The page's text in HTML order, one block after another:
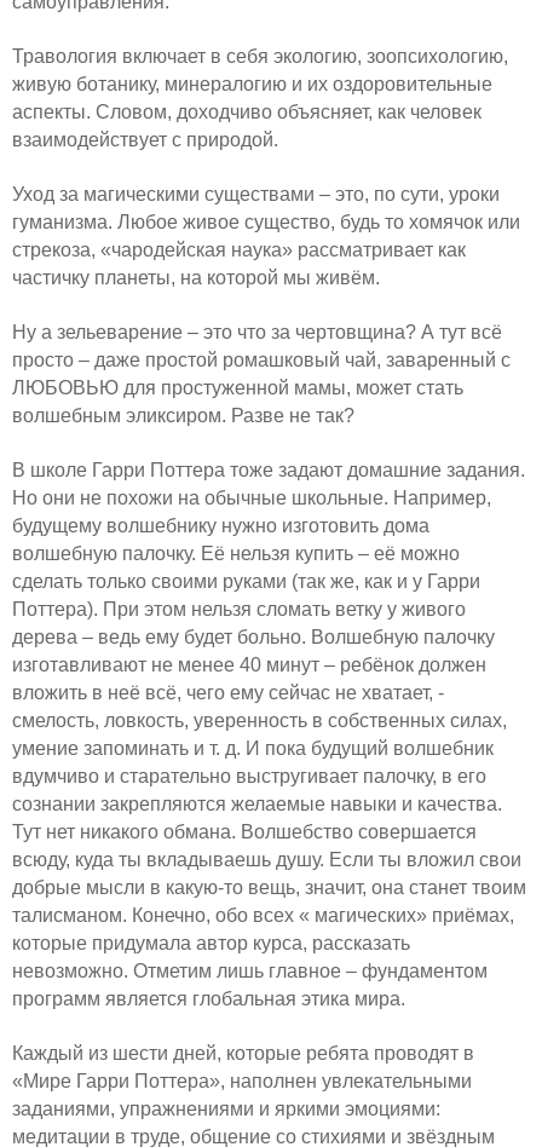
Травология включает в себя экологию, зоопсихологию,
живую ботанику, минералогию и их оздоровительные
аспекты. Словом, доходчиво объясняет, как человек
взаимодействует с природой.
Уход за магическими существами – это, по сути, уроки
гуманизма. Любое живое существо, будь то хомячок или
стрекоза, «чародейская наука» рассматривает как
частичку планеты, на которой мы живём.
Ну а зельеварение – это что за чертовщина? А тут всё
просто – даже простой ромашковый чай, заваренный с
ЛЮБОВЬЮ для простуженной мамы, может стать
волшебным эликсиром. Разве не так?
В школе Гарри Поттера тоже задают домашние задания.
Но они не похожи на обычные школьные. Например,
будущему волшебнику нужно изготовить дома
волшебную палочку. Её нельзя купить – её можно
сделать только своими руками (так же, как и у Гарри
Поттера). При этом нельзя сломать ветку у живого
дерева – ведь ему будет больно. Волшебную палочку
изготавливают не менее 40 минут – ребёнок должен
вложить в неё всё, чего ему сейчас не хватает, -
смелость, ловкость, уверенность в собственных силах,
умение запоминать и т. д. И пока будущий волшебник
вдумчиво и старательно выстругивает палочку, в его
сознании закрепляются желаемые навыки и качества.
Тут нет никакого обмана. Волшебство совершается
всюду, куда ты вкладываешь душу. Если ты вложил свои
добрые мысли в какую-то вещь, значит, она станет твоим
талисманом. Конечно, обо всех « магических» приёмах,
которые придумала автор курса, рассказать
невозможно. Отметим лишь главное – фундаментом
программ является глобальная этика мира.
Каждый из шести дней, которые ребята проводят в
«Мире Гарри Поттера», наполнен увлекательными
заданиями, упражнениями и яркими эмоциями:
медитации в труде, общение со стихиями и звёздным